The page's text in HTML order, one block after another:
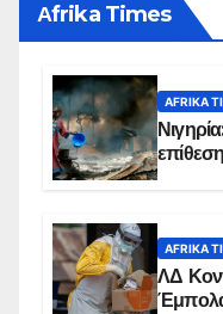
Αfrika Times
AFRIKA
AFRIKA
ΛΔ